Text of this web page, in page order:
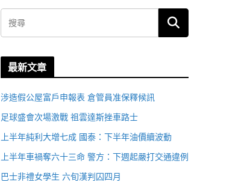
最新文章
涉造假公屋富戶申報表 倉管員准保釋候訊
足球盛會次場激戰 祖雲達斯挫車路士
上半年純利大增七成 國泰：下半年油價續波動
上半年車禍奪六十三命 警方：下週起嚴打交通違例
巴士非禮女學生 六旬漢判囚四月